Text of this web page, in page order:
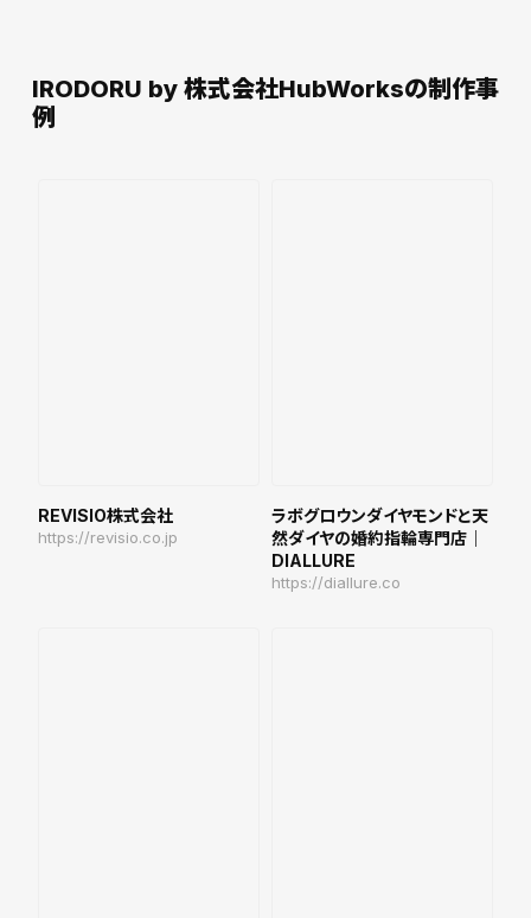
IRODORU by 株式会社HubWorksの制作事
例
REVISIO株式会社
https://revisio.co.jp
ラボグロウンダイヤモンドと天
然ダイヤの婚約指輪専門店｜
DIALLURE
https://diallure.co